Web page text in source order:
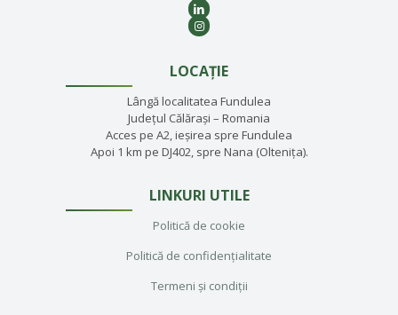
LOCAȚIE
Lângă localitatea Fundulea
Județul Călărași – Romania
Acces pe A2, ieșirea spre Fundulea
Apoi 1 km pe DJ402, spre Nana (Oltenița).
LINKURI UTILE
Politică de cookie
Politică de confidențialitate
Termeni și condiții